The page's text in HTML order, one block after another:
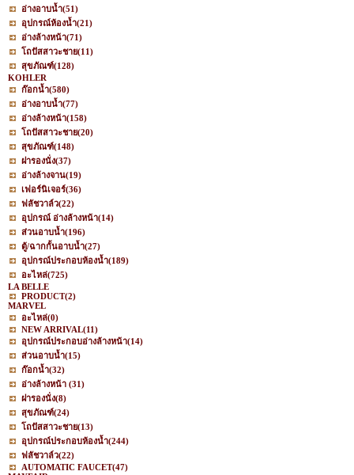
อ่างอาบน้ำ(51)
อุปกรณ์ห้องน้ำ(21)
อ่างล้างหน้า(71)
โถปัสสาวะชาย(11)
สุขภัณฑ์(128)
KOHLER
ก๊อกน้ำ(580)
อ่างอาบน้ำ(77)
อ่างล้างหน้า(158)
โถปัสสาวะชาย(20)
สุขภัณฑ์(148)
ฝารองนั่ง(37)
อ่างล้างจาน(19)
เฟอร์นิเจอร์(36)
ฟลัชวาล์ว(22)
อุปกรณ์ อ่างล้างหน้า(14)
ส่วนอาบน้ำ(196)
ตู้/ฉากกั้นอาบน้ำ(27)
อุปกรณ์ประกอบห้องน้ำ(189)
อะไหล่(725)
LA BELLE
PRODUCT(2)
MARVEL
อะไหล่(0)
NEW ARRIVAL(11)
อุปกรณ์ประกอบอ่างล้างหน้า(14)
ส่วนอาบน้ำ(15)
ก๊อกน้ำ(32)
อ่างล้างหน้า (31)
ฝารองนั่ง(8)
สุขภัณฑ์(24)
โถปัสสาวะชาย(13)
อุปกรณ์ประกอบห้องน้ำ(244)
ฟลัชวาล์ว(22)
AUTOMATIC FAUCET(47)